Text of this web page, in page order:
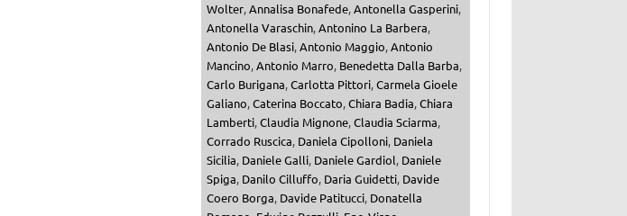
Wolter,Annalisa Bonafede,Antonella Gasperini,
Antonella Varaschin,Antonino La Barbera,
Antonio De Blasi,Antonio Maggio,Antonio
Mancino,Antonio Marro, Benedetta Dalla Barba,
Carlo Burigana,Carlotta Pittori,Carmela Gioele
Galiano,Caterina Boccato,Chiara Badia,Chiara
Lamberti,Claudia Mignone,Claudia Sciarma,
Corrado Ruscica, Daniela Cipolloni, Daniela
Sicilia, Daniele Galli, Daniele Gardiol, Daniele
Spiga, Danilo Cilluffo, Daria Guidetti, Davide
Coero Borga, Davide Patitucci, Donatella